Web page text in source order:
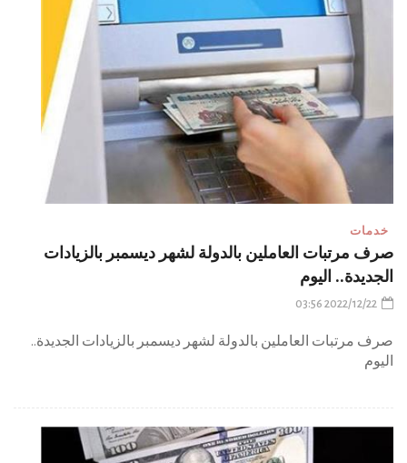
خدمات
صرف مرتبات العاملين بالدولة لشهر ديسمبر بالزيادات
الجديدة.. اليوم
2022/12/22 03:56
صرف مرتبات العاملين بالدولة لشهر ديسمبر بالزيادات الجديدة..
اليوم